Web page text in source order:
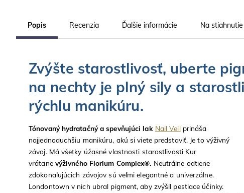
Popis Recenzia Ďalšie informácie Na stiahnutie
Zvýšte starostlivosť, uberte
na nechty je plný sily a
rýchlu manikúru.
Tónovaný hydratačný a spevňujúci lak Nail Veilprináša
najjednoduchšiu manikúru, akú si viete predstaviť. Je to výživný
závoj. Má všetky úžasné vlastnosti starostlivosti Kur
vrátane výživného Florium Complex®. Neutrálne odtiene
zdokonaľujúcich závojov sú veľmi elegantné a univerzálne.
Londontown v nich ubral pigment, aby zvýšil pestiace účinky.